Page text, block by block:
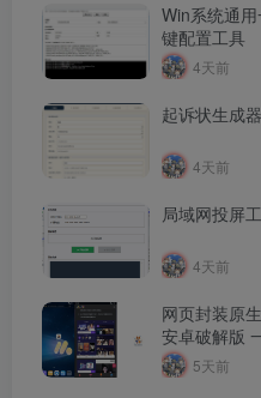
Win系统通
键配置工具
4天前
起诉状生成
4天前
局域网投屏
4天前
网页封装原
安卓破解版
5天前